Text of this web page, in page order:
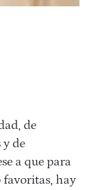
de
y de
a que para
favoritas, hay